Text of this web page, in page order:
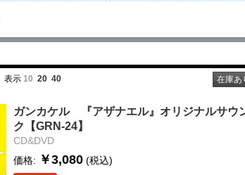
在庫あ
表示 10 20 40
ガンカケル 『アザナエル』オリジナルサウ
ク【GRN-24】
CD&DVD
価格: ￥3,080 (税込)